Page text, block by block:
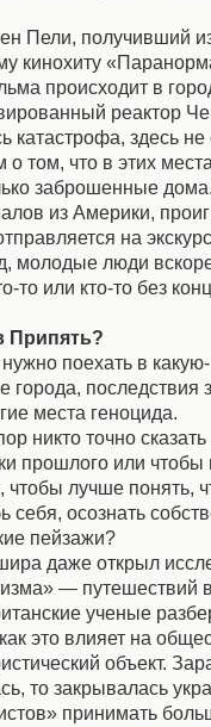
Пели, получивший
кинохиту
происходит в
реактор
катастрофа, здесь не
что в этих
заброшенные
из Америки,
на
молодые люди
то или кто-то без
Припять?
поехать в
последствия
места геноцида.
никто точно
прошлого или чтобы
чтобы лучше понять,
себя, осознать
пейзажи?
даже открыл
— путешествий
ученые
это влияет на
объект.
то закрывалась
принимать